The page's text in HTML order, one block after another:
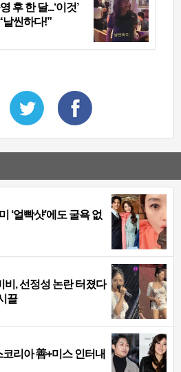
후 한 달...‘이것’
날씬하다!”
‘얼빡샷’에도 굴욕 없
, 선정성 논란 터졌다
끌
코리아 善+미스 인터내